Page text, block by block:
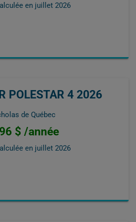
en juillet 2026
POLESTAR 4 2026
de Québec
$ /année
en juillet 2026